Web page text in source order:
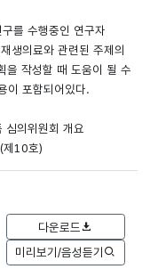
를 수행중인 연구자
생의료와 관련된 주제의
을 작성할 때 도움이 될 수
이 포함되어있다.
심의위원회 개요
제10호)
다운로드
미리보기/음성듣기